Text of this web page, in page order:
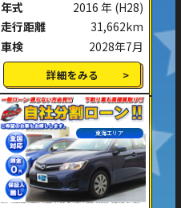
年式
2016 年 (H28)
走行距離
31,662km
車検
2028年7月
詳細をみる
東海エリア